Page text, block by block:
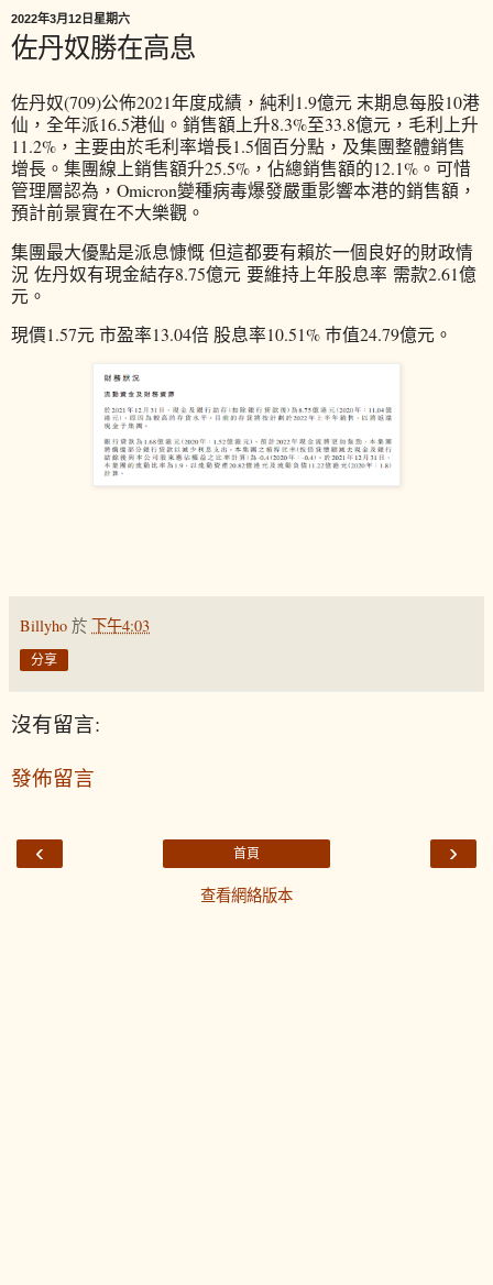
2022年3月12日星期六
佐丹奴勝在高息
佐丹奴(709)公佈2021年度成績，純利1.9億元 末期息每股10港
仙，全年派16.5港仙。銷售額上升8.3%至33.8億元，毛利上升
11.2%，主要由於毛利率增長1.5個百分點，及集團整體銷售
增長。集團線上銷售額升25.5%，佔總銷售額的12.1%。可惜
管理層認為，Omicron變種病毒爆發嚴重影響本港的銷售額，
預計前景實在不大樂觀。
集團最大優點是派息慷慨 但這都要有賴於一個良好的財政情
況 佐丹奴有現金結存8.75億元 要維持上年股息率 需款2.61億
元。
現價1.57元 市盈率13.04倍 股息率10.51% 巿值24.79億元。
Billyho 於 下午4:03
分享
沒有留言:
發佈留言
‹ ›
首頁
查看網絡版本